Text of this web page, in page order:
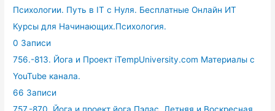
Психологии. Путь в IT с Нуля. Бесплатные Онлайн ИТ
Курсы для Начинающих.Психология.
0 Записи
756.-813. Йога и Проект iTempUniversity.com Материалы с
YouTube канала.
66 Записи